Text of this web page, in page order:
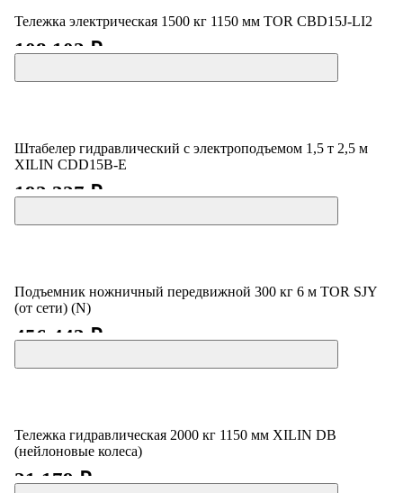
Тележка электрическая 1500 кг 1150 мм TOR CBD15J-LI2
108 102 ₽
Штабелер гидравлический с электроподъемом 1,5 т 2,5 м
XILIN CDD15B-E
192 327 ₽
Подъемник ножничный передвижной 300 кг 6 м TOR SJY
(от сети) (N)
456 443 ₽
Тележка гидравлическая 2000 кг 1150 мм XILIN DB
(нейлоновые колеса)
21 179 ₽